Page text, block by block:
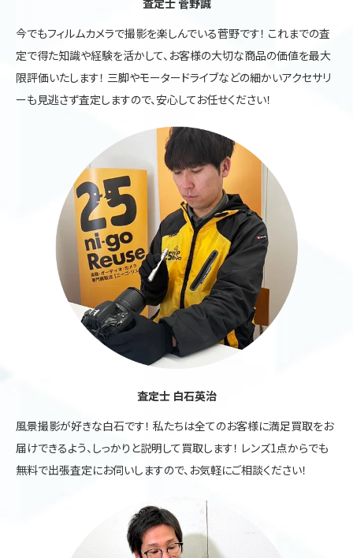
今でもフィルムカメラで撮影を楽しんでいる菅野です！ これまでの査
定で得た知識や経験を活かして、お客様の大切な商品の価値を最大
限評価いたします！ 三脚やモータードライブなどの細かいアクセサリ
ーも見逃さず査定しますので、安心してお任せください！
査定士 白石英治
風景撮影が好きな白石です！ 私たちは全てのお客様に満足買取をお
届けできるよう、しっかりと説明して買取します！ レンズ1点からでも
無料で出張査定にお伺いしますので、お気軽にご相談ください！